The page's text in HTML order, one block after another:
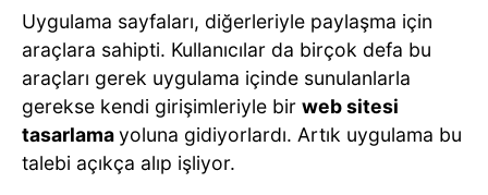
Uygulama sayfaları, diğerleriyle paylaşma için
araçlara sahipti. Kullanıcılar da birçok defa bu
araçları gerek uygulama içinde sunulanlarla
gerekse kendi girişimleriyle bir web sitesi
tasarlamayoluna gidiyorlardı. Artık uygulama bu
talebi açıkça alıp işliyor.